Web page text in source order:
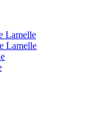
Lamelle
Lamelle